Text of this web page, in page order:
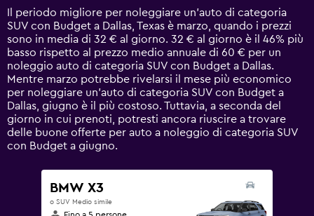
14
categories.
The
chart
has
1
Y
axis
displaying
values.
Range:
0
Il periodo migliore per noleggiare un'auto di categoria
SUV con Budget a Dallas, Texas è marzo, quando i prezzi
sono in media di 32 € al giorno. 32 € al giorno è il 46% più
basso rispetto al prezzo medio annuale di 60 € per un
noleggio auto di categoria SUV con Budget a Dallas.
Mentre marzo potrebbe rivelarsi il mese più economico
per noleggiare un'auto di categoria SUV con Budget a
Dallas, giugno è il più costoso. Tuttavia, a seconda del
giorno in cui prenoti, potresti ancora riuscire a trovare
delle buone offerte per auto a noleggio di categoria SUV
con Budget a giugno.
BMW X3
o SUV Medio simile